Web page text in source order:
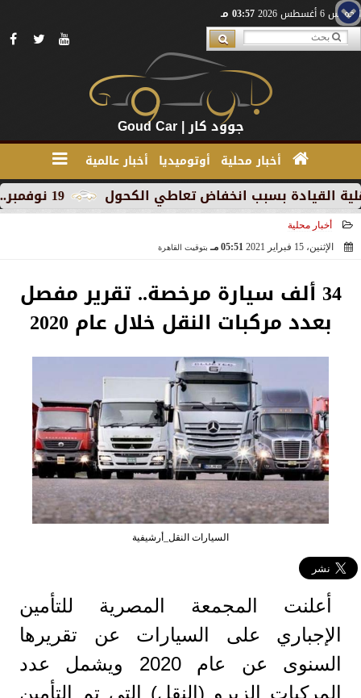
الخميس 6 أغسطس 2026 03:57 مـ
جوود كار | Goud Car
أخبار محلية أوتوميديا أخبار عالمية
19 نوفمبر.. إنطلاق 《أوتو إكس》 أكبر معرض لموزعين السيارات المعتمدين في مصر بسبب انخفاض تعاطي الكحول
أخبار محلية
الإثنين، 15 فبراير 2021
05:51 مـ بتوقيت القاهرة
34 ألف سيارة مرخصة.. تقرير مفصل
بعدد مركبات النقل خلال عام 2020
السيارات النقل_أرشيفية
أعلنت المجمعة المصرية للتأمين
الإجباري على السيارات عن تقريرها
السنوى عن عام 2020 ويشمل عدد
المركبات الزيرو (النقل) التى تم التأمين